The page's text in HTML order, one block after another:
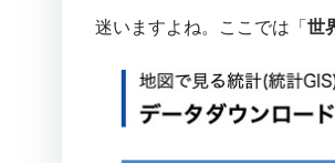
迷いますよね。ここでは「世